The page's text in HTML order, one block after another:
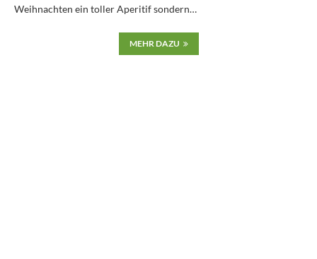
Weihnachten ein toller Aperitif sondern…
MEHR DAZU